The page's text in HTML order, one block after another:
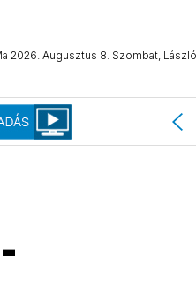
2026. Augusztus 8. Szombat,